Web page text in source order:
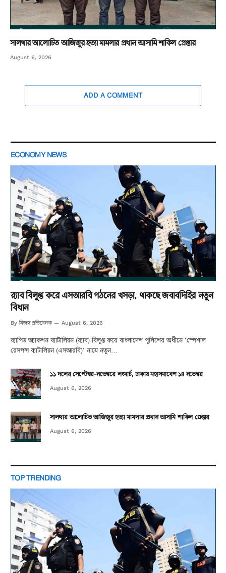
সালথার আলোচিত আজিজুর হত্যা মামলার প্রধান আসামি শাকিল গ্রেপ্তার
August 6, 2026
ADD A COMMENT
ECONOMY NEWS
র‌্যাব বিলুপ্ত করে এসআরবি গঠনের খসড়া, থাকছে জবাবদিহির নতুন
বিধান
By নিজস্ব প্রতিবেদক August 6, 2026
র‌্যাপিড অ্যাকশন ব্যাটালিয়ন (র‌্যাব) বিলুপ্ত করে বাংলাদেশ পুলিশের অধীনে ‘স্পেশাল
রেসপন্স ব্যাটালিয়ন (এসআরবি)’ নামে নতুন…
১১ দলের সেপ্টেম্বর-নভেম্বরে লংমার্চ, ঢাকায় মহাসমাবেশ ১৪ নভেম্বর
August 6, 2026
সালথার আলোচিত আজিজুর হত্যা মামলার প্রধান আসামি শাকিল গ্রেপ্তার
August 6, 2026
TOP TRENDING